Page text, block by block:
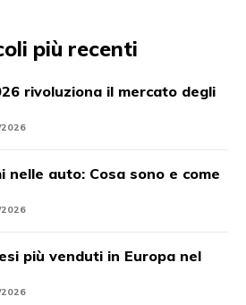
più recenti
rivoluziona il mercato degli
2026
nelle auto: Cosa sono e come
2026
più venduti in Europa nel
2026